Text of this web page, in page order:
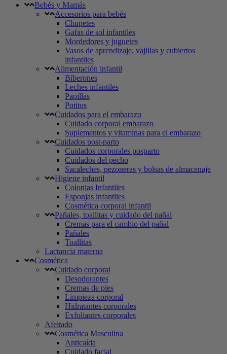
Bebés y Mamás
Accesorios para bebés
Chupetes
Gafas de sol infantiles
Mordedores y juguetes
Vasos de aprendizaje, vajillas y cubiertos
infantiles
Alimentación infantil
Biberones
Leches infantiles
Papillas
Potitos
Cuidados para el embarazo
Cuidado corporal embarazo
Suplementos y vitaminas para el embarazo
Cuidados post-parto
Cuidados corporales posparto
Cuidados del pecho
Sacaleches, pezoneras y bolsas de almacenaje
Higiene infantil
Colonias Infantiles
Esponjas infantiles
Cosmética corporal infantil
Pañales, toallitas y cuidado del pañal
Cremas para el cambio del pañal
Pañales
Toallitas
Lactancia materna
Cosmética
Cuidado corporal
Desodorantes
Cremas de pies
Limpieza corporal
Hidratantes corporales
Exfoliantes corporales
Afeitado
Cosmética Masculina
Anticaída
Cuidado facial